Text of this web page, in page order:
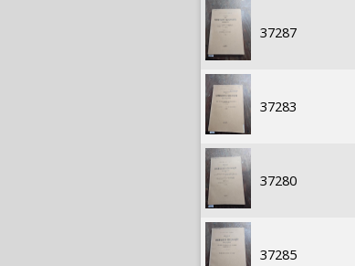
37287
37283
37280
37285